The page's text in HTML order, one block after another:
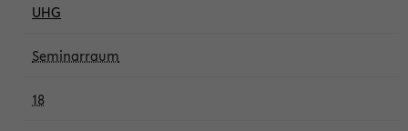
UHG
Seminarraum
18